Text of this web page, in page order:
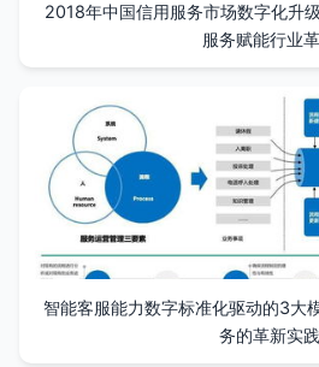
2018年中国信用服务市场数字化升
服务赋能行业
智能客服能力数字标准化驱动的3大
务的革新实践